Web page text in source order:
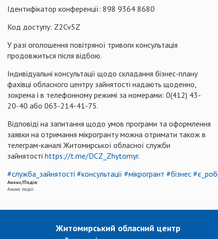
Ідентифікатор конференції: 898 9364 8680
Код доступу: Z2Cv5Z
У разі оголошення повітряної тривоги консультація
продовжиться після відбою.
Індивідуальні консультації щодо складання бізнес-плану
фахівці обласного центру зайнятості надають щоденно,
зокрема і в телефонному режимі за номерами: 0(412) 43-
20-40 або 063-214-41-75.
Відповіді на запитання щодо умов програми та оформлення
заявки на отримання мікрогранту можна отримати також в
телеграм-каналі Житомирської обласної служби
зайнятості https://t.me/DCZ_Zhytomyr.
#служба_зайнятості #консультації #мікрогрант #бізнес
Анонс/Подія:
Анонс події
Житомирський обласний центр